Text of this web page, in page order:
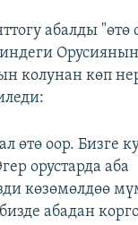
абалды "өтө
колунан көп
өтө оор. Бизге
орустарда аба
көзөмөлдөө
абадан